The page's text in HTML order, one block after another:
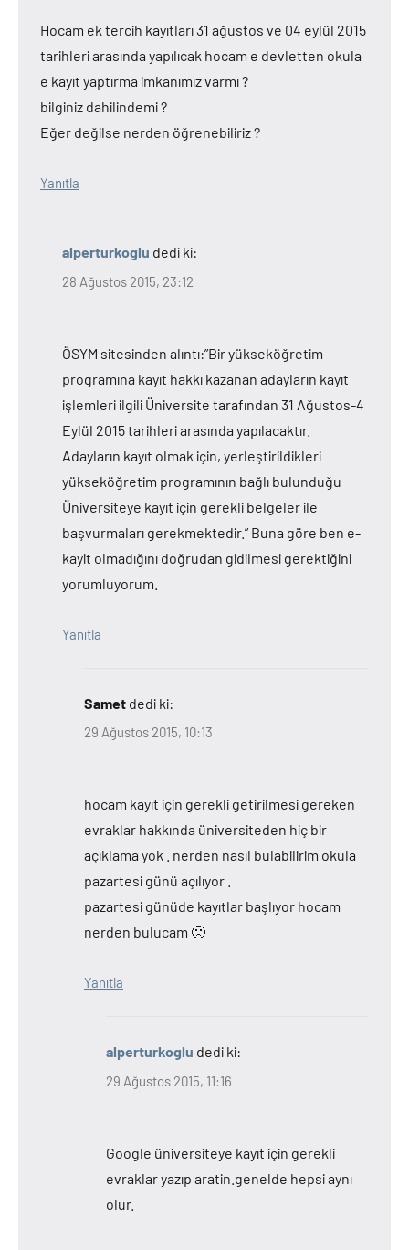
Hocam ek tercih kayıtları 31 ağustos ve 04 eylül 2015
tarihleri arasında yapılıcak hocam e devletten okula
e kayıt yaptırma imkanımız varmı ?
bilginiz dahilindemi ?
Eğer değilse nerden öğrenebiliriz ?
Yanıtla
alperturkoglu dedi ki:
28 Ağustos 2015, 23:12
ÖSYM sitesinden alıntı:”Bir yükseköğretim
programına kayıt hakkı kazanan adayların kayıt
işlemleri ilgili Üniversite tarafından 31 Ağustos-4
Eylül 2015 tarihleri arasında yapılacaktır.
Adayların kayıt olmak için, yerleştirildikleri
yükseköğretim programının bağlı bulunduğu
Üniversiteye kayıt için gerekli belgeler ile
başvurmaları gerekmektedir.” Buna göre ben e-
kayit olmadığını doğrudan gidilmesi gerektiğini
yorumluyorum.
Yanıtla
Samet dedi ki:
29 Ağustos 2015, 10:13
hocam kayıt için gerekli getirilmesi gereken
evraklar hakkında üniversiteden hiç bir
açıklama yok . nerden nasıl bulabilirim okula
pazartesi günü açılıyor .
pazartesi günüde kayıtlar başlıyor hocam
nerden bulucam 🙁
Yanıtla
alperturkoglu dedi ki:
29 Ağustos 2015, 11:16
Google üniversiteye kayıt için gerekli
evraklar yazıp aratin.genelde hepsi aynı
olur.